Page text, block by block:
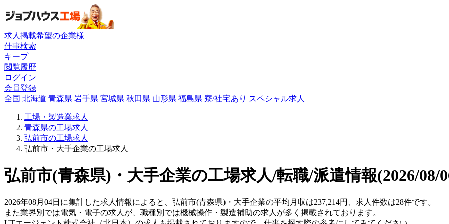
求人掲載希望の企業様
仕事検索
キープ
閲覧履歴
ログイン
会員登録
全国 北海道 青森県 岩手県 宮城県 秋田県 山形県 福島県 寮/社宅あり スペシャル求人
工場・製造業求人
青森県の工場求人
弘前市の工場求人
弘前市・大手企業の工場求人
弘前市(青森県)・大手企業の工場求人/転職/派遣情報(2026/08/
2026年08月04日に集計した求人情報によると、弘前市(青森県)・大手企業の平均月収は237,214円、求人件数は28件です。
また業界別では電気・電子の求人が、職種別では機械操作・製造補助の求人が多く掲載されております。